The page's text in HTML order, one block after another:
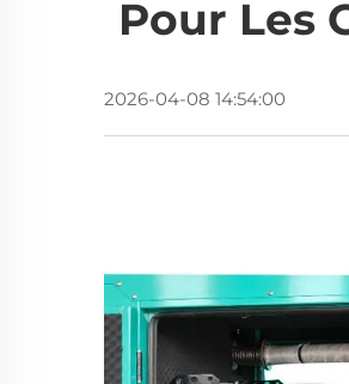
Pour Les
2026-04-08 14:54:00